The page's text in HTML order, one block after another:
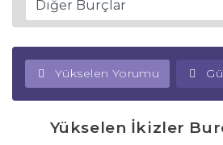
Yükselen Yorumu
Yükselen İkizler